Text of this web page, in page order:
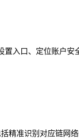
入口、定位账户安
精准识别对应链网